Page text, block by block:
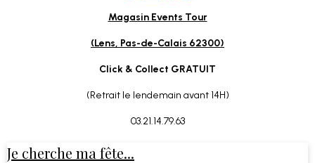
Magasin Events Tour
(Lens, Pas-de-Calais 62300)
Click & Collect GRATUIT
(Retrait le lendemain avant 14H)
03.21.14.79.63
Je cherche ma fête...